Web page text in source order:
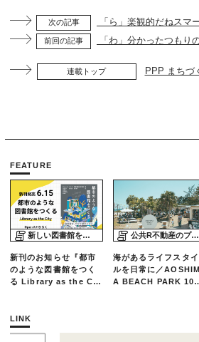
次の記事 「ら」楽観的だねスマ
前回の記事 「わ」分かったつもり
連載トップ PPP まちづ
FEATURE
新しい図書館をめぐる旅
新刊のお知らせ『都市
のような図書館をつく
る Library as the Cit
公共R不動産のプロジェクトスタディ
海があるライフスタイ
ルを日常に／AOSHIM
A BEACH PARK 10
LINK